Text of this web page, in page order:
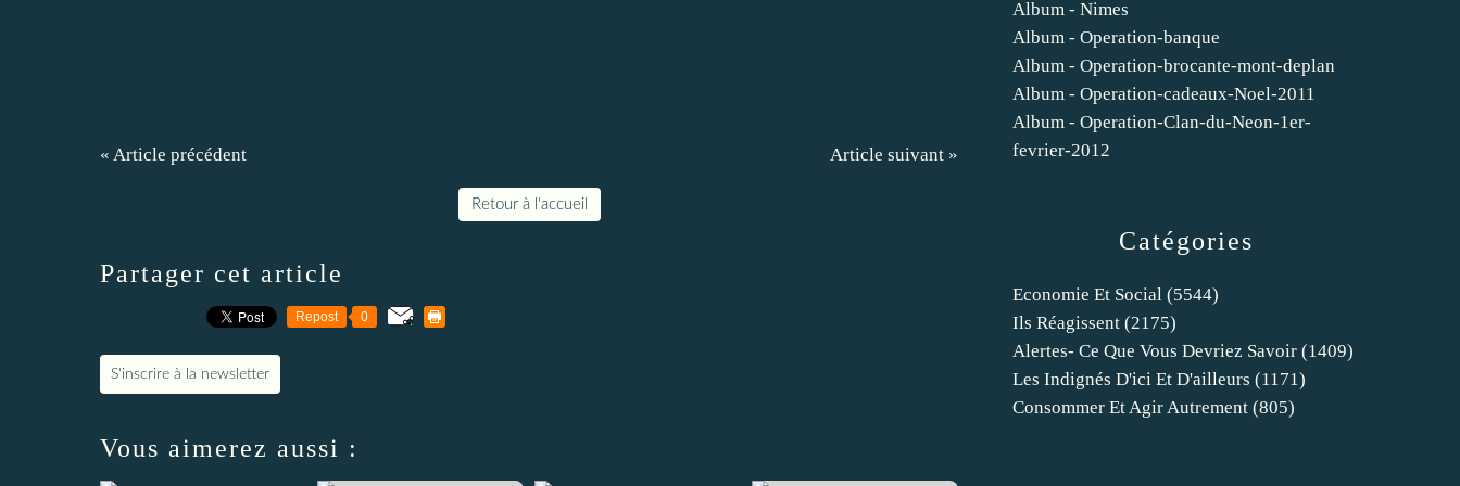
« Article précédent Article suivant »
Retour à l'accueil
Partager cet article
Repost 0
S'inscrire à la newsletter
Vous aimerez aussi :
Catégories
Economie Et Social (5544)
Ils Réagissent (2175)
Alertes- Ce Que Vous Devriez Savoir (1409)
Les Indignés D'ici Et D'ailleurs (1171)
Consommer Et Agir Autrement (805)
Album - Nimes
Album - Operation-banque
Album - Operation-brocante-mont-deplan
Album - Operation-cadeaux-Noel-2011
Album - Operation-Clan-du-Neon-1er-
fevrier-2012